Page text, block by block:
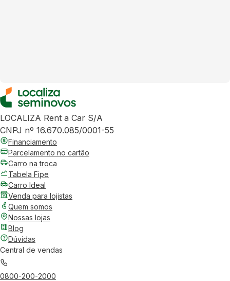
LOCALIZA Rent a Car S/A
CNPJ nº 16.670.085/0001-55
Financiamento
Parcelamento no cartão
Carro na troca
Tabela Fipe
Carro Ideal
Venda para lojistas
Quem somos
Nossas lojas
Blog
Dúvidas
Central de vendas
0800-200-2000